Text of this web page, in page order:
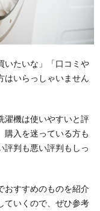
いたいな」「口コミや
はいらっしゃいません
濯機は使いやすいと評
購入を迷っている方も
評判も悪い評判もしっ
おすすめのものを紹介
ていくので、ぜひ参考